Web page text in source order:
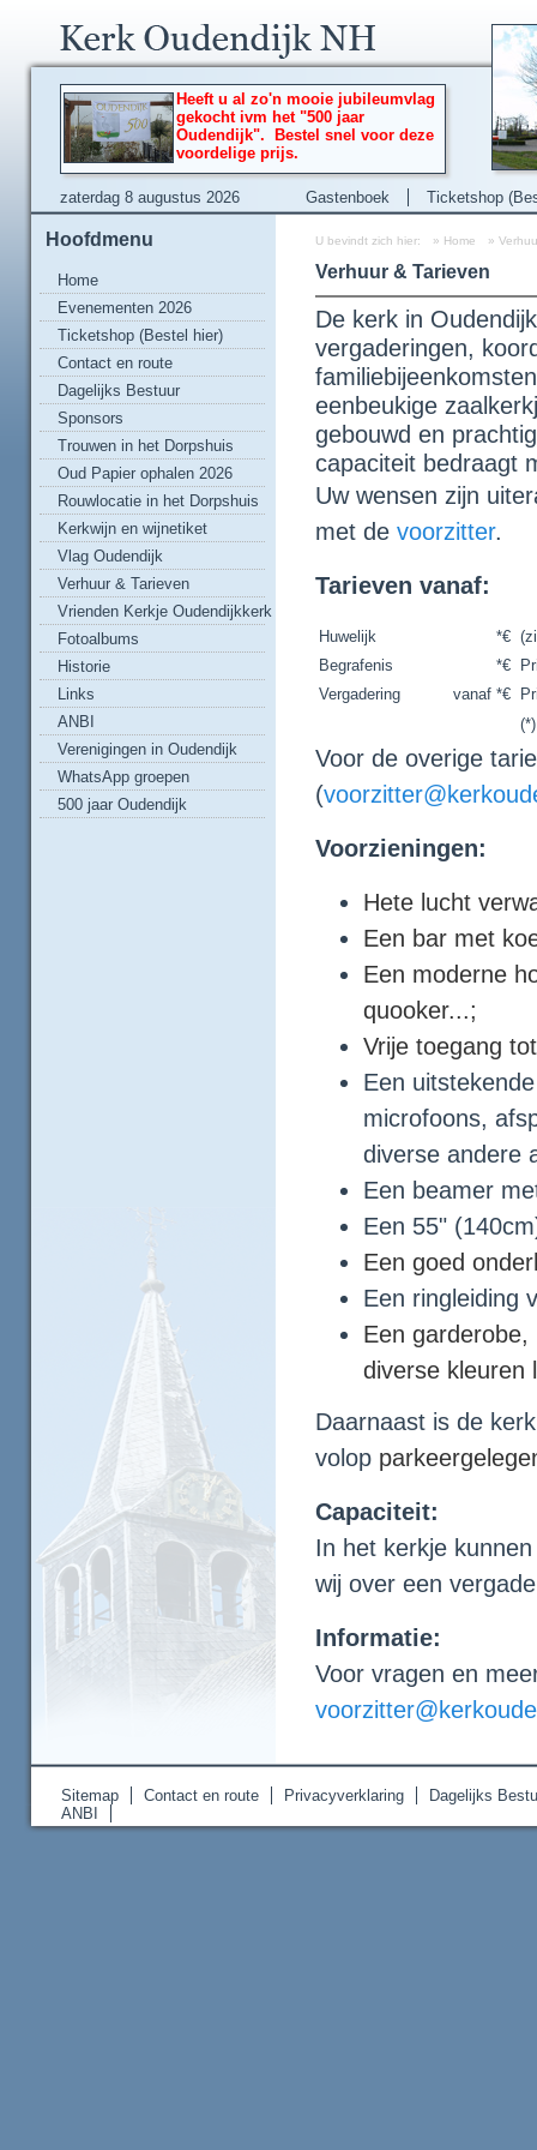
zaterdag 8 augustus 2026 Gastenboek Ticketshop
Heeft u al zo'n mooie jubileumvlag
gekocht ivm het "500 jaar
Oudendijk". Bestel snel voor deze
voordelige prijs.
Hoofdmenu
Home
Evenementen 2026
Ticketshop (Bestel hier)
Contact en route
Dagelijks Bestuur
Sponsors
Trouwen in het Dorpshuis
Oud Papier ophalen 2026
Rouwlocatie in het Dorpshuis
Kerkwijn en wijnetiket
Vlag Oudendijk
Verhuur & Tarieven
Vrienden Kerkje Oudendijkkerk
Fotoalbums
Historie
Links
ANBI
Verenigingen in Oudendijk
WhatsApp groepen
500 jaar Oudendijk
U bevindt zich hier: » Home »
Verhuur & Tarieven
De kerk in
vergaderingen,
eenbeukige
gebouwd en
capaciteit bedraagt
Uw wensen zijn
met de voorzitter.
Tarieven vanaf:
Huwelijk *€
Begrafenis
*€
Vergadering
vanaf *€
Voor de overige
(
Voorzieningen:
Hete lucht
Een bar met
Een moderne
quooker...;
Vrije toegang
Een
microfoons,
diverse andere
Een beamer
Een 55"
Een goed
Een ringleiding
Een
diverse
Daarnaast is de
volop
Capaciteit:
In het kerkje
wij over een
Informatie:
Voor vragen en
Sitemap Contact en route Privacyverklaring
Dagelijks
ANBI